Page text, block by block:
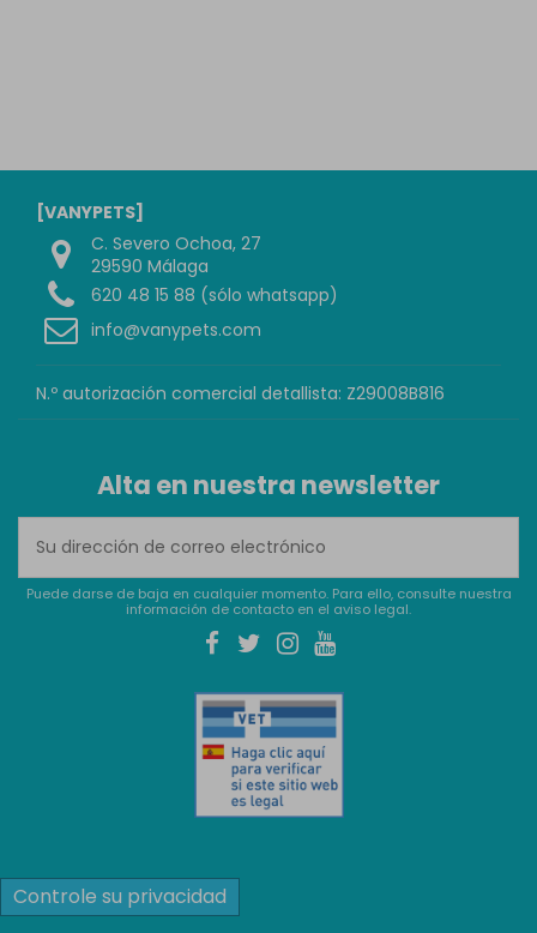
[VANYPETS]
C. Severo Ochoa, 27
29590 Málaga
620 48 15 88 (sólo whatsapp)
info@vanypets.com
N.º autorización comercial detallista: Z29008B816
Alta en nuestra newsletter
Puede darse de baja en cualquier momento. Para ello, consulte nuestra
información de contacto en el aviso legal.
Controle su privacidad